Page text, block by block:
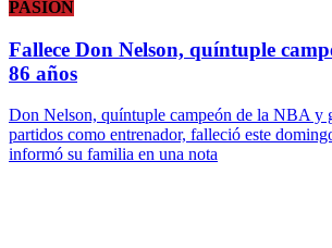
PASION
Fallece Don Nelson, quíntuple
86 años
Don Nelson, quíntuple campeón de la NBA y
partidos como entrenador, falleció este
informó su familia en una nota